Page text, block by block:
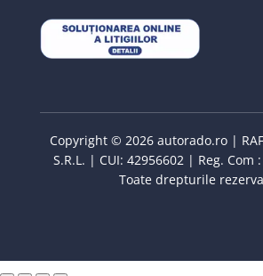
Copyright © 2026 autorado.ro |
S.R.L. | CUI: 42956602 | Reg. Com
Toate drepturile